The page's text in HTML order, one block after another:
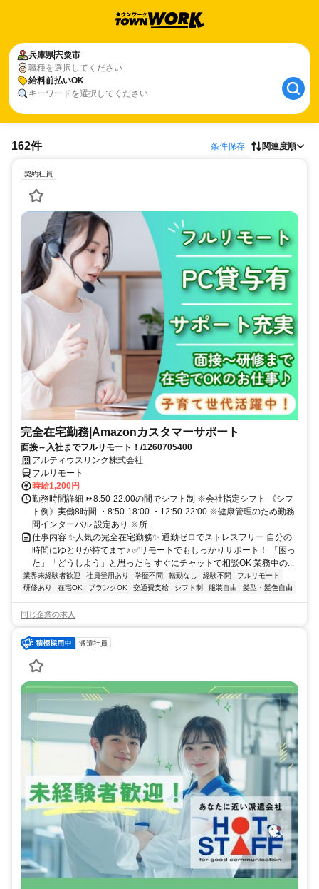
兵庫県宍粟市
職種を選択してください
給料前払いOK
キーワードを選択してください
162件 条件保存 関連度順
契約社員
完全在宅勤務|Amazonカスタマーサポート
面接～入社までフルリモート！/1260705400
アルティウスリンク株式会社
フルリモート
時給1,200円
勤務時間詳細 ⏩8:50-22:00の間でシフト制 ※会社指定シフト 《シフ
ト例》実働8時間 ・8:50-18:00 ・12:50-22:00 ※健康管理のため勤務
間インターバル 設定あり ※所...
仕事内容 ✨人気の完全在宅勤務✨ 通勤ゼロでストレスフリー 自分の
時間にゆとりが持てます♪ ✅リモートでもしっかりサポート！ 「困っ
た」「どうしよう」と思ったら すぐにチャットで相談OK 業務中の...
業界未経験者歓迎 社員登用あり 学歴不問 転勤なし 経験不問
フルリモート
研修あり
在宅OK ブランクOK 交通費支給 シフト制 服装自由 髪型・髪色自由
同じ企業の求人
派遣社員